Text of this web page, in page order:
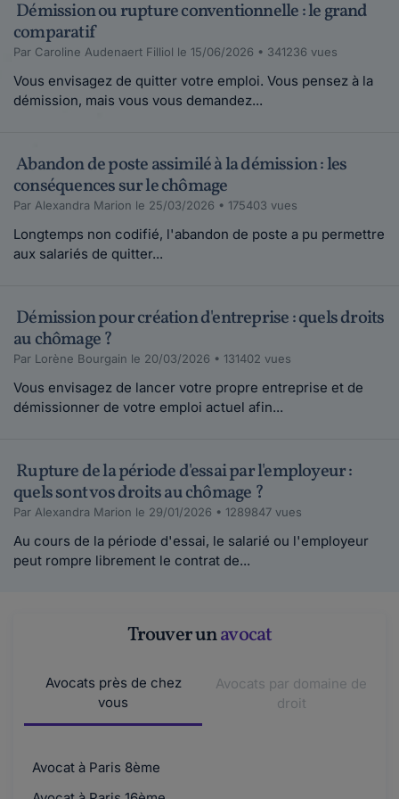
cet article ?Si tel est le cas vous avez pu...
Oliviezz.
le 16-12-2019
en restant salarié à 100%, aujourd'hui...
Lire plus
Chlochlo.
Lire plus
Maddyhp Animateur Communautaire.
le 15-10-2019
Bonjour rfmdc,Attention, en étant frontalier
Maddyhp Animateur Communautaire.
Bonjour Rovert644,Oui bien sûr si vous
souhaitez obtenir une réponse et pouvoir
le 13-10-2019
Bonjour,non je n'ai pas ouvert de sujet, dois je le
faire ?cordialement
Démission ou rupture conventionnelle : le grand
comparatif
Par Caroline Audenaert Filliol le 15/06/2026 • 341236 vues
Vous envisagez de quitter votre emploi. Vous pensez à la
démission, mais vous vous demandez...
Abandon de poste assimilé à la démission : les
conséquences sur le chômage
Par Alexandra Marion le 25/03/2026 • 175403 vues
Longtemps non codifié, l'abandon de poste a pu permettre
aux salariés de quitter...
Démission pour création d'entreprise : quels droits
au chômage ?
Par Lorène Bourgain le 20/03/2026 • 131402 vues
Vous envisagez de lancer votre propre entreprise et de
démissionner de votre emploi actuel afin...
Rupture de la période d'essai par l'employeur :
quels sont vos droits au chômage ?
Par Alexandra Marion le 29/01/2026 • 1289847 vues
Au cours de la période d'essai, le salarié ou l'employeur
peut rompre librement le contrat de...
Trouver unavocat
Avocats près de chez
vous
Avocats par domaine de
droit
Avocat à Paris 8ème